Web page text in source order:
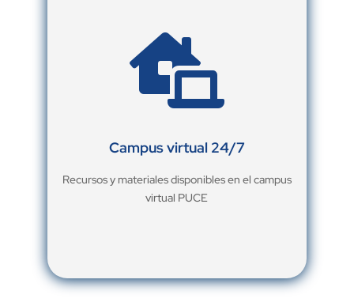

Campus virtual 24/7
Recursos y materiales disponibles en el campus
virtual PUCE